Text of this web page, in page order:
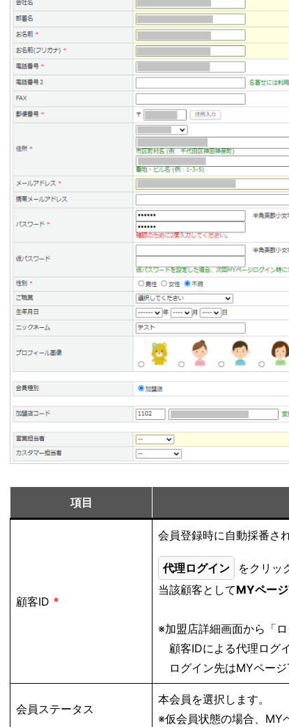
項目
顧客ID *
会員登録時に自動採番さ
代理ログイン
をクリッ
当該顧客としてMYペー
※加盟店詳細画面から「
顧客IDによる代理ログ
ログイン先はMYページ
会員ステータス
本会員を選択します。
※仮会員状態の場合、MY